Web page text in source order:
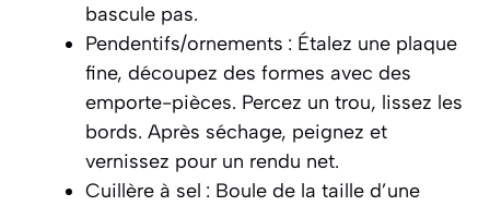
bascule pas.
Pendentifs/ornements : Étalez une plaque
fine, découpez des formes avec des
emporte-pièces. Percez un trou, lissez les
bords. Après séchage, peignez et
vernissez pour un rendu net.
Cuillère à sel : Boule de la taille d’une